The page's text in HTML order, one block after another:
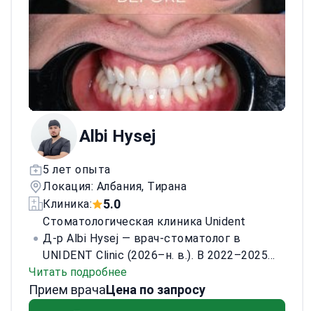
Albi Hysej
5 лет опыта
Локация: Албания, Тирана
Клиника:
5.0
Стоматологическая клиника Unident
Д-р Albi Hysej — врач-стоматолог в
UNIDENT Clinic (2026–н. в.). В 2022–2025
годах работал в Dent it ALB, Elite Dental и
Denti A Vita. Проводит реставрационное
Читать подробнее
Прием врачаЦена по запросу